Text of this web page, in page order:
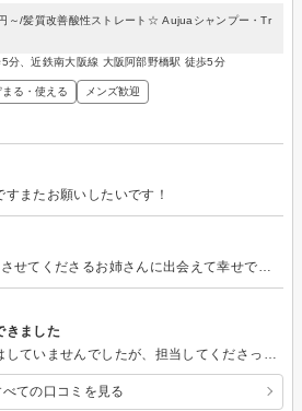
～/髪質改善酸性ストレート☆ Aujuaシャンプー・Tr
分、近鉄南大阪線 大阪阿部野橋駅 徒歩5分
る・使える メンズ歓迎
またお願いしたいです！
きました
べての口コミを見る